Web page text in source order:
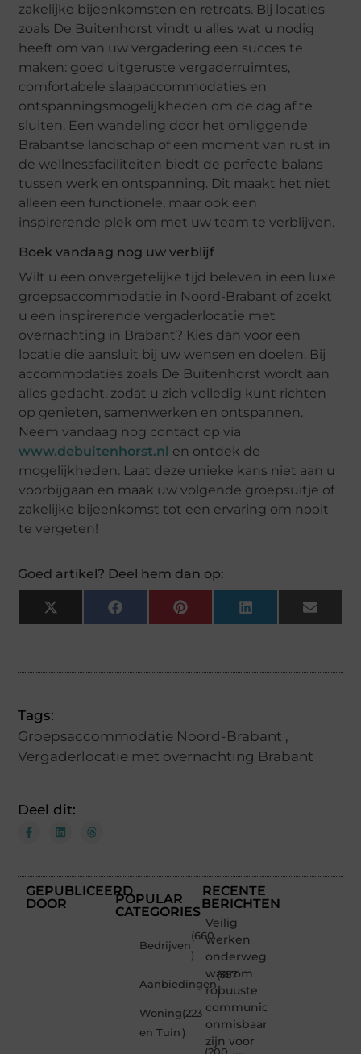
zakelijke bijeenkomsten en retreats. Bij locaties
zoals De Buitenhorst vindt u alles wat u nodig
heeft om van uw vergadering een succes te
maken: goed uitgeruste vergaderruimtes,
comfortabele slaapaccommodaties en
ontspanningsmogelijkheden om de dag af te
sluiten. Een wandeling door het omliggende
Brabantse landschap of een moment van rust in
de wellnessfaciliteiten biedt de perfecte balans
tussen werk en ontspanning. Dit maakt het niet
alleen een functionele, maar ook een
inspirerende plek om met uw team te verblijven.
Boek vandaag nog uw verblijf
Wilt u een onvergetelijke tijd beleven in een luxe
groepsaccommodatie in Noord-Brabant of zoekt
u een inspirerende vergaderlocatie met
overnachting in Brabant? Kies dan voor een
locatie die aansluit bij uw wensen en doelen. Bij
accommodaties zoals De Buitenhorst wordt aan
alles gedacht, zodat u zich volledig kunt richten
op genieten, samenwerken en ontspannen.
Neem vandaag nog contact op via
www.debuitenhorst.nl en ontdek de
mogelijkheden. Laat deze unieke kans niet aan u
voorbijgaan en maak uw volgende groepsuitje of
zakelijke bijeenkomst tot een ervaring om nooit
te vergeten!
Goed artikel? Deel hem dan op:
X
(Twitter)
FacebookPinterestLinkedInEmail
Tags:
Groepsaccommodatie Noord-Brabant ,
Vergaderlocatie met overnachting Brabant
Deel dit:
GEPUBLICEERD
DOOR
POPULAR
CATEGORIES
Bedrijven
(660
)
Aanbiedingen
(357
)
Woning
en Tuin
(223
)
RECENTE
BERICHTEN
Veilig
werken
onderweg:
waarom
robuuste
communicatiemiddelen
onmisbaar
zijn voor